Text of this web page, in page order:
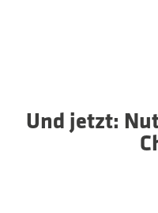
Und jetzt: